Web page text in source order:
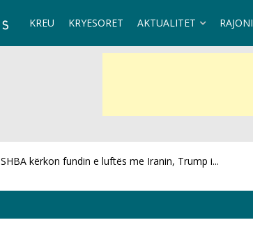
KREU KRYESORET AKTUALITET RAJONI
Historia e kalit të verbër që fiton medalje ari,...